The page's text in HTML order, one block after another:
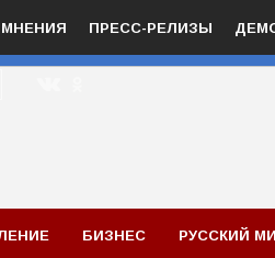
МНЕНИЯ ПРЕСС-РЕЛИЗЫ
БИЗНЕС РУССКИЙ